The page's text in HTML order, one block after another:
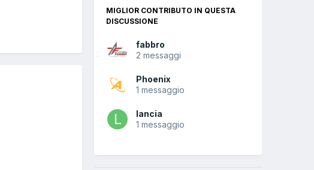
MIGLIOR CONTRIBUTO IN QUESTA
DISCUSSIONE
fabbro
2 messaggi
Phoenix
1 messaggio
lancia
1 messaggio